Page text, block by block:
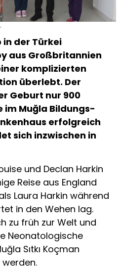
in der Türkei
aus Großbritannien
komplizierten
überlebt. Der
Geburt nur 900
im Muğla Bildungs-
erfolgreich
sich inzwischen in
und Declan Harkin
Reise aus England
Laura Harkin während
in den Wehen lag.
zu früh zur Welt und
Neonatologische
Sıtkı Koçman